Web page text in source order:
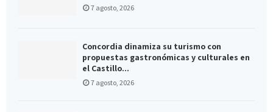
7 agosto, 2026
Concordia dinamiza su turismo con
propuestas gastronómicas y culturales en
el Castillo...
7 agosto, 2026